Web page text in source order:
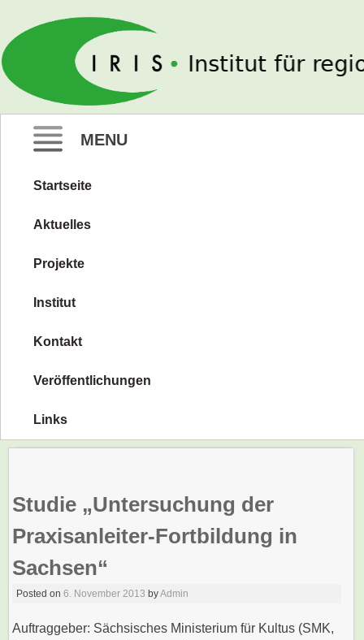
IRIS e. V.
MENU
Zum
springen
Startseite
Aktuelles
Projekte
Institut
Kontakt
Veröffentlichungen
Links
Studie „Untersuchung der
Praxisanleiter-Fortbildung in
Sachsen“
Posted on6. November 2013 byAdmin
Auftraggeber: Sächsisches Ministerium für Kultus (SMK,